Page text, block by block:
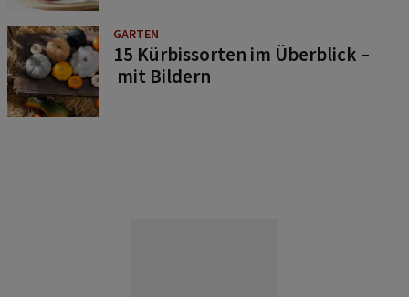
GARTEN
15 Kürbissorten im Überblick –
mit Bildern